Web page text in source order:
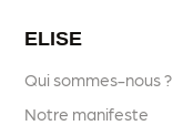
ELISE
Qui sommes-nous ?
Notre manifeste